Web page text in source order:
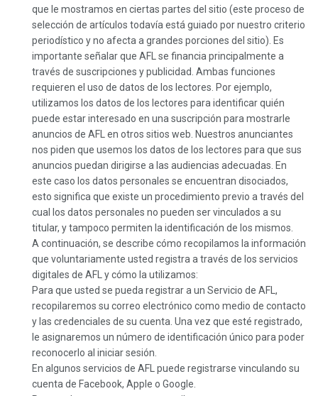
que le mostramos en ciertas partes del sitio (este proceso de
selección de artículos todavía está guiado por nuestro criterio
periodístico y no afecta a grandes porciones del sitio). Es
importante señalar que AFL se financia principalmente a
través de suscripciones y publicidad. Ambas funciones
requieren el uso de datos de los lectores. Por ejemplo,
utilizamos los datos de los lectores para identificar quién
puede estar interesado en una suscripción para mostrarle
anuncios de AFL en otros sitios web. Nuestros anunciantes
nos piden que usemos los datos de los lectores para que sus
anuncios puedan dirigirse a las audiencias adecuadas. En
este caso los datos personales se encuentran disociados,
esto significa que existe un procedimiento previo a través del
cual los datos personales no pueden ser vinculados a su
titular, y tampoco permiten la identificación de los mismos.
A continuación, se describe cómo recopilamos la información
que voluntariamente usted registra a través de los servicios
digitales de AFL y cómo la utilizamos:
Para que usted se pueda registrar a un Servicio de AFL,
recopilaremos su correo electrónico como medio de contacto
y las credenciales de su cuenta. Una vez que esté registrado,
le asignaremos un número de identificación único para poder
reconocerlo al iniciar sesión.
En algunos servicios de AFL puede registrarse vinculando su
cuenta de Facebook, Apple o Google.